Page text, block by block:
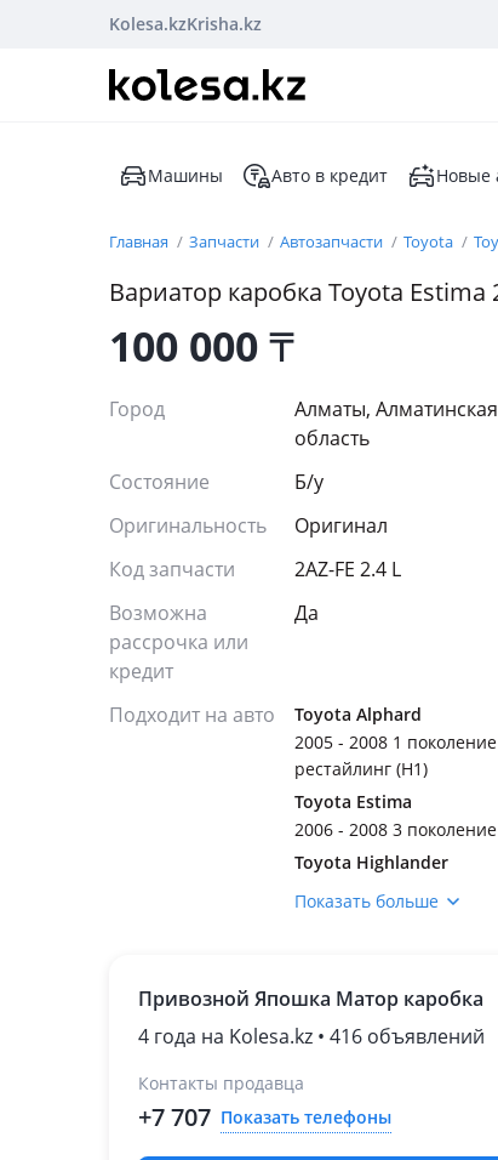
Kolesa.kzKrisha.kz
Машины Авто в кредит Новые
Главная Запчасти Автозапчасти Toyota
Вариатор каробка Toyota Estima
100 000₸
Город
Алматы, Алматинская
область
Состояние
Б/y
Оригинальность
Оригинал
Код запчасти
2AZ-FE 2.4 L
Возможна
рассрочка или
кредит
Да
Подходит на авто
Toyota Alphard
2005 - 2008 1 поколение
рестайлинг (H1)
Toyota Estima
2006 - 2008 3 поколение
Toyota Highlander
2008 - 2010 2 поколение
Показать больше
Привозной Япошка Матор каробка
4 года на Kolesa.kz • 416 объявлений
Контакты продавца
+7 707 Показать телефоны